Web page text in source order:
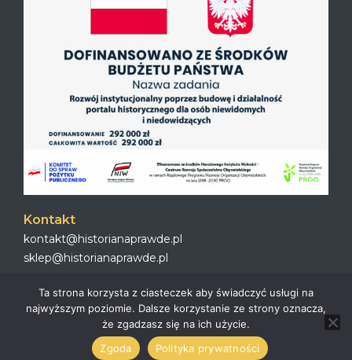
Kontakt
kontakt@historianaprawde.pl
sklep@historianaprawde.pl
All Right’s Reserved to Historianaprawde.pl 2023
Ta strona korzysta z ciasteczek aby świadczyć usługi na
najwyższym poziomie. Dalsze korzystanie ze strony oznacza,
że zgadzasz się na ich użycie.
Zgoda
Polityka prywatności